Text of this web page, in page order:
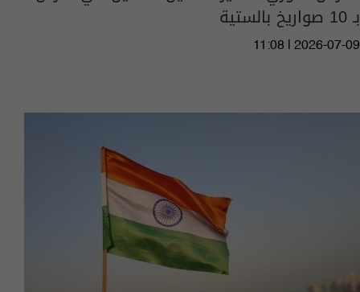
بـ 10 صواريخ بالستية
11:08 | 2026-07-09